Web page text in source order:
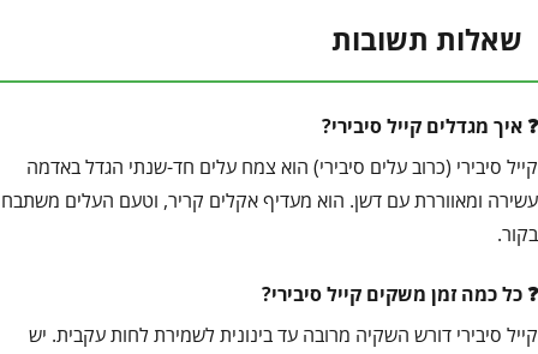
שאלות תשובות
איך מגדלים קייל סיבירי?
קייל סיבירי (כרוב עלים סיבירי) הוא צמח עלים חד-שנתי הגדל באדמה
עשירה ומאווררת עם דשן. הוא מעדיף אקלים קריר, וטעם העלים משתבח
בקור.
כל כמה זמן משקים קייל סיבירי?
קייל סיבירי דורש השקיה מרובה עד בינונית לשמירת לחות עקבית. יש